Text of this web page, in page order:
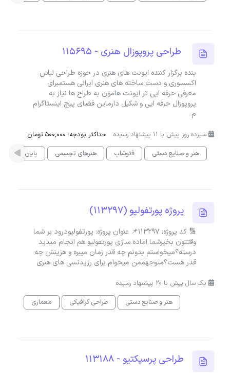
طراحی پروپوزال هنری - 115695
بنده برگزار کننده ایونت های هنری در حوزه طراحی لباس
اکسسوری و دست ساخته های هنری ایرانی هستمبرای
معرفی حرفه ایی تر ایونت هامون به طراح ها نیاز به
پروپوزال حرفه ایی و شکیل دارماین فضای پیج اینستاگرام
م
سیزده روز پیش با 11 پیشنهاد رسیده
حداکثر بودجه: 500,000 تومان
هنر و صنایع دستی
فتوشاپ هنرهای تجسمی پایان نامه
پروژه پورتفولیو (113297)
🔢 کد پروژه: 113297📌 عنوان پروژه: پورتفولیودرود بر شما
وقتتون بخیرشما اماده سازی پورتفولیو هم انجام میدید
درسته؟میخواستم بدونم چه قدر زمان میبره و هزینش چه
قدر هست؟متوجهممن میخوام برای رزیدنسی های هنری
یک سال پیش با 20 پیشنهاد رسیده
هنر و صنایع دستی
طراحی گرافیکی معماری
طراحی پرسپکتیو - 113188